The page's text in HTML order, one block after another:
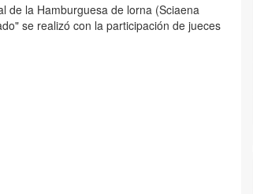
de la Hamburguesa de lorna (Sciaena
se realizó con la participación de jueces